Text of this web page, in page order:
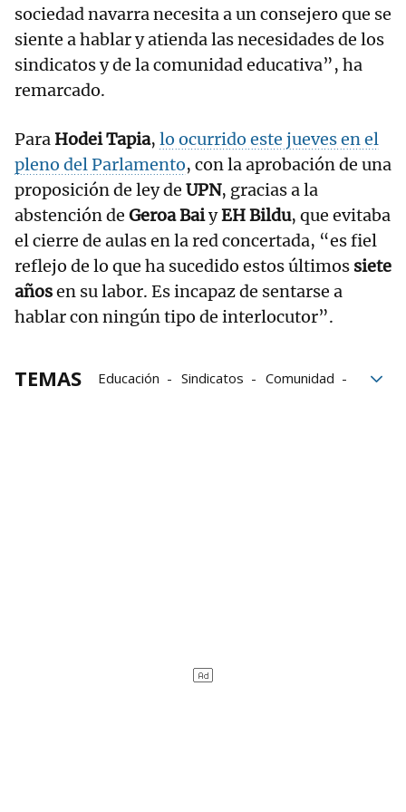
sociedad navarra necesita a un consejero que se
siente a hablar y atienda las necesidades de los
sindicatos y de la comunidad educativa”, ha
remarcado.
Para Hodei Tapia, lo ocurrido este jueves en el
pleno del Parlamento, con la aprobación de una
proposición de ley de UPN, gracias a la
abstención de Geroa BaiyEH Bildu, que evitaba
el cierre de aulas en la red concertada, “es fiel
reflejo de lo que ha sucedido estos últimos siete
añosen su labor. Es incapaz de sentarse a
hablar con ningún tipo de interlocutor”.
TEMAS Educación Sindicatos
Comunidad